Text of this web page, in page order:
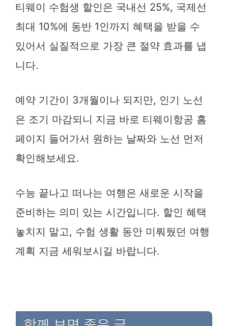
티웨이 수험생 할인은 국내선 25%, 국제선
최대 10%에 동반 1인까지 혜택을 받을 수
있어서 실질적으로 가장 큰 절약 효과를 냅
니다.
예약 기간이 3개월이나 되지만, 인기 노선
은 조기 마감되니 지금 바로 티웨이항공 홈
페이지 들어가서 원하는 날짜와 노선 먼저
확인해보세요.
수능 끝나고 떠나는 여행은 새로운 시작을
준비하는 의미 있는 시간입니다. 할인 혜택
놓치지 말고, 수험 생활 동안 미뤄뒀던 여행
계획 지금 세워보시길 바랍니다.